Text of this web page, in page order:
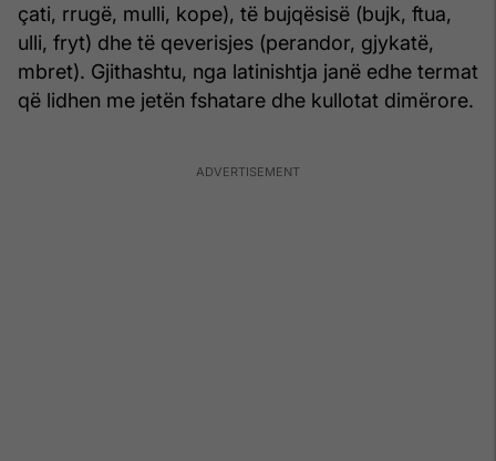
çati, rrugë, mulli, kope), të bujqësisë (bujk, ftua,
ulli, fryt) dhe të qeverisjes (perandor, gjykatë,
mbret). Gjithashtu, nga latinishtja janë edhe termat
që lidhen me jetën fshatare dhe kullotat dimërore.